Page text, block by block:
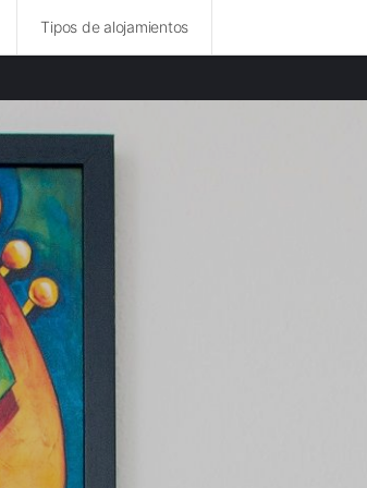
Tipos de alojamientos